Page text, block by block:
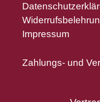
Impressum
Zahlungs- und